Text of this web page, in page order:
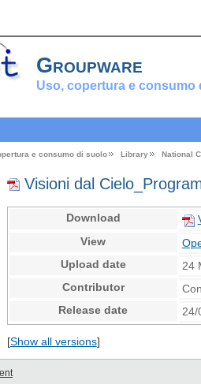
Groupware
Uso, copertura e consumo
e consumo di suolo Library National
Visioni dal
Download
View
Upload date
24
Contributor
Release date
24/
[Show all versions]